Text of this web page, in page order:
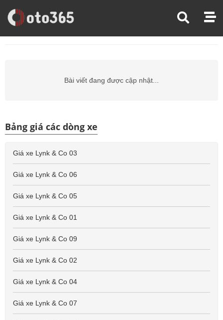
Trang Chủ Giá Xe Ô Tô
Giá Xe Ô Tô Lynk & Co
Bài viết đang được cập nhật...
Bảng giá các dòng xe
Giá xe Lynk & Co 03
Giá xe Lynk & Co 06
Giá xe Lynk & Co 05
Giá xe Lynk & Co 01
Giá xe Lynk & Co 09
Giá xe Lynk & Co 02
Giá xe Lynk & Co 04
Giá xe Lynk & Co 07